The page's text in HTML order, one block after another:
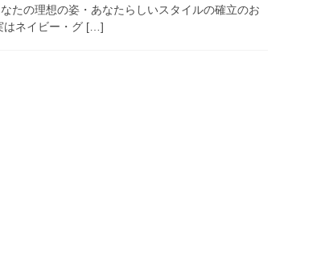
たの理想の姿・あなたらしいスタイルの確立のお
はネイビー・グ […]